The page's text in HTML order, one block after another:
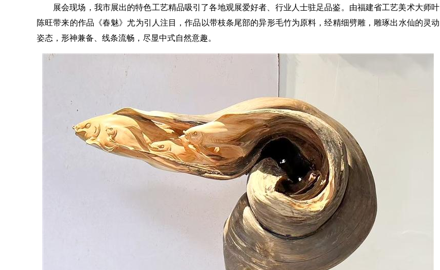
展会现场，我市展出的特色工艺精品吸引了各地观展爱好者、行业人士驻足品鉴。由福建省工艺美术大师叶
陈旺带来的作品《春魅》尤为引人注目，作品以带枝条尾部的异形毛竹为原料，经精细劈雕，雕琢出水仙的灵动
姿态，形神兼备、线条流畅，尽显中式自然意趣。